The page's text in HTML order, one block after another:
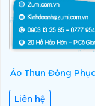
Áo Thun Đồng
Liên hệ